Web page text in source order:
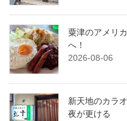
粟津のアメリ
へ！
2026-08-06
新天地のカラ
夜が更ける